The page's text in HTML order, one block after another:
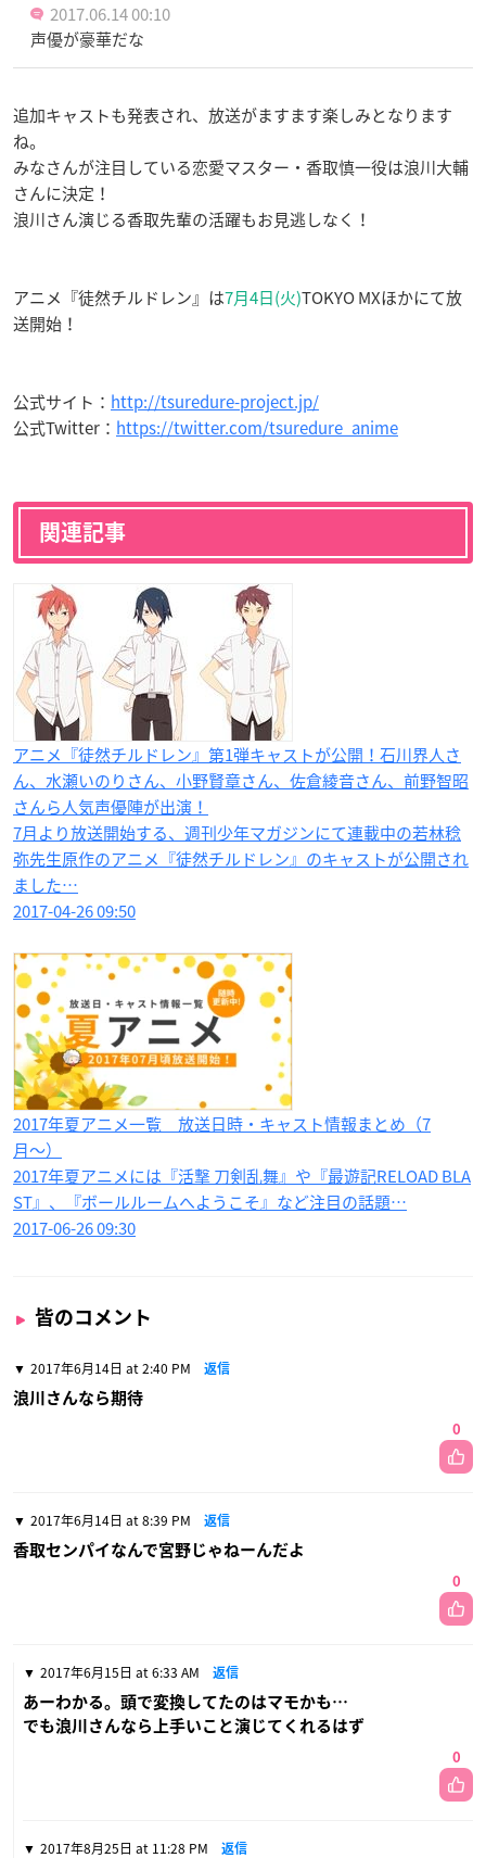
2017.06.14 00:10
声優が豪華だな
追加キャストも発表され、放送がますます楽しみとなります
ね。
みなさんが注目している恋愛マスター・香取慎一役は浪川大輔
さんに決定！
浪川さん演じる香取先輩の活躍もお見逃しなく！
アニメ『徒然チルドレン』は7月4日(火)TOKYO MXほかにて放
送開始！
公式サイト： http://tsuredure-project.jp/
公式Twitter： https://twitter.com/tsuredure_anime
関連記事
アニメ『徒然チルドレン』第1弾キャストが公開！石川界人さ
ん、水瀬いのりさん、小野賢章さん、佐倉綾音さん、前野智昭
さんら人気声優陣が出演！
7月より放送開始する、週刊少年マガジンにて連載中の若林稔
弥先生原作のアニメ『徒然チルドレン』のキャストが公開され
ました…
2017-04-26 09:50
2017年夏アニメ一覧 放送日時・キャスト情報まとめ（7
月〜）
2017年夏アニメには『活撃 刀剣乱舞』や『最遊記RELOAD BLA
ST』、『ボールルームへようこそ』など注目の話題…
2017-06-26 09:30
皆のコメント
2017年6月14日 at 2:40 PM 返信
浪川さんなら期待
0
2017年6月14日 at 8:39 PM 返信
香取センパイなんで宮野じゃねーんだよ
0
2017年6月15日 at 6:33 AM 返信
あーわかる。頭で変換してたのはマモかも…
でも浪川さんなら上手いこと演じてくれるはず
0
2017年8月25日 at 11:28 PM 返信